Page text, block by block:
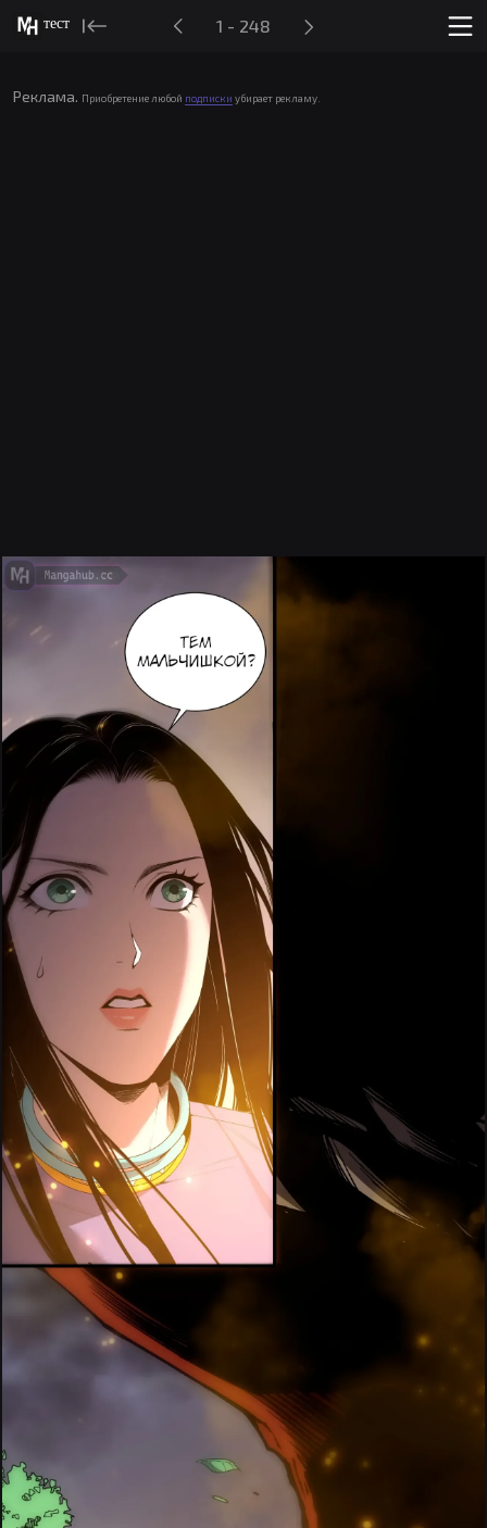
тест 1 - 248
Реклама. Приобретение любой подписки убирает рекламу.